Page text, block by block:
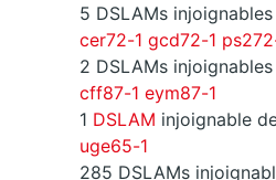
5 DSLAMs
cer72-1 gcd72-1
2 DSLAMs
cff87-1 eym87-1
1 DSLAM injoignable
uge65-1
285 DSLAMs